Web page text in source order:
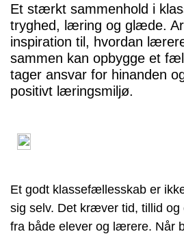
Et stærkt sammenhold i
tryghed, læring og glæde.
inspiration til, hvordan
sammen kan opbygge et
tager ansvar for hinanden
positivt læringsmiljø.
Et godt klassefællesskab er
sig selv. Det kræver tid, tillid og
fra både elever og lærere. Når